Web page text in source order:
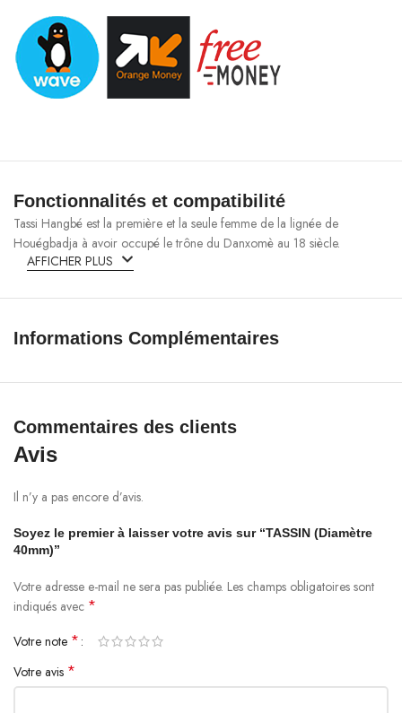
Fonctionnalités et compatibilité
Tassi Hangbé est la première et la seule femme de la lignée de
Houégbadja à avoir occupé le trône du Danxomè au 18 siècle.
AFFICHER PLUS
Informations Complémentaires
Commentaires des clients
Avis
Il n’y a pas encore d’avis.
Soyez le premier à laisser votre avis sur “TASSIN (Diamètre
40mm)”
Votre adresse e-mail ne sera pas publiée. Les champs obligatoires sont
indiqués avec *
Votre note *
Votre avis *